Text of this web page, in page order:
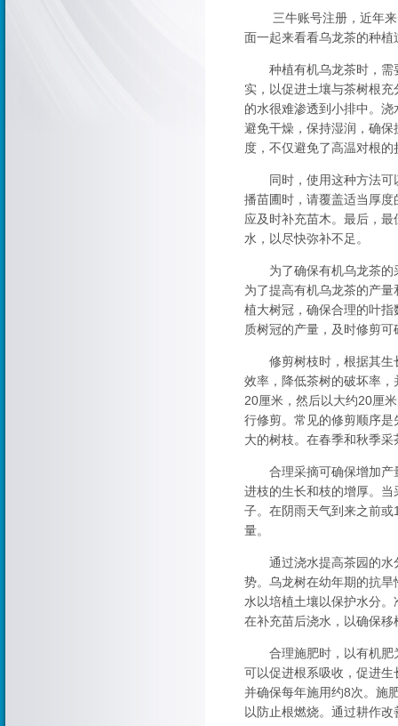
三牛账号注册 ，近年
面一起来看看乌龙茶的种植
种植有机乌龙茶时，需
实，以促进土壤与茶树根
的水很难渗透到小排中。
避免干燥，保持湿润，确
度，不仅避免了高温对根
同时，使用这种方法可以
播苗圃时，请覆盖适当厚
应及时补充苗木。最后，
水，以尽快弥补不足。
为了确保有机乌龙茶的采
为了提高有机乌龙茶的产
植大树冠，确保合理的叶
质树冠的产量，及时修剪
修剪树枝时，根据其生长
效率，降低茶树的破坏率
20厘米，然后以大约20厘
行修剪。常见的修剪顺序
大的树枝。在春季和秋季
合理采摘可确保增加产量
进枝的生长和枝的增厚。
子。在阴雨天气到来之前
量。
通过浇水提高茶园的水分
势。乌龙树在幼年期的抗
水以培植土壤以保护水分
在补充苗后浇水，以确保移
合理施肥时，以有机肥为
可以促进根系吸收，促进
并确保每年施用约8次。施
以防止根燃烧。通过耕作